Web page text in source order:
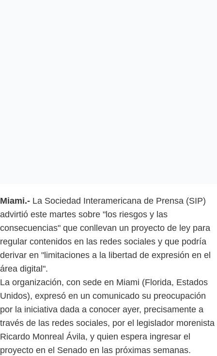
Miami.- La Sociedad Interamericana de Prensa (SIP)
advirtió este martes sobre "los riesgos y las
consecuencias" que conllevan un proyecto de ley para
regular contenidos en las redes sociales y que podría
derivar en "limitaciones a la libertad de expresión en el
área digital".
La organización, con sede en Miami (Florida, Estados
Unidos), expresó en un comunicado su preocupación
por la iniciativa dada a conocer ayer, precisamente a
través de las redes sociales, por el legislador morenista
Ricardo Monreal Ávila, y quien espera ingresar el
proyecto en el Senado en las próximas semanas.